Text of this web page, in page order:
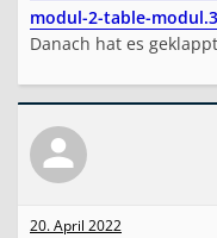
modul-2-table-
Danach hat es
20. April 2022